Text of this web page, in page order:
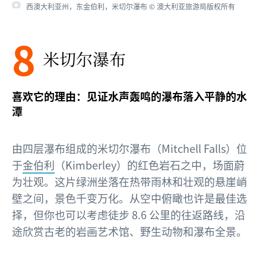
西澳大利亚州，东金伯利，米切尔瀑布 © 澳大利亚旅游局版权所有
8 米切尔瀑布
喜欢它的理由：见证水声轰鸣的瀑布落入平静的水
潭
由四层瀑布组成的米切尔瀑布（Mitchell Falls）位
于金伯利 （Kimberley）的红色岩石之中，场面蔚
为壮观。这片绿洲坐落在热带雨林和壮观的悬崖峭
壁之间，景色千变万化。从空中俯瞰也许是最佳选
择，但你也可以考虑徒步 8.6 公里的往返路线，沿
途欣赏古老的岩画艺术馆、野生动物和瀑布全景。